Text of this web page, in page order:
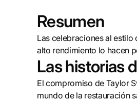
Resumen
Las celebraciones al
alto rendimiento lo hacen
Las historias
El compromiso de Taylor
mundo de la restauración